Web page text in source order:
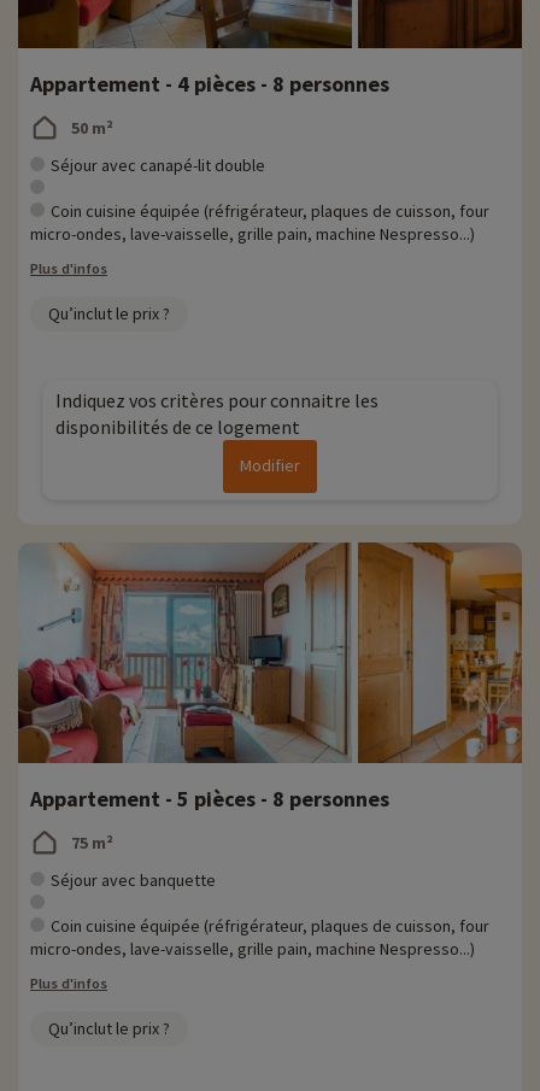
Appartement - 4 pièces - 8 personnes
50 m²
Séjour avec canapé-lit double
Coin cuisine équipée (réfrigérateur, plaques de cuisson, four
micro-ondes, lave-vaisselle, grille pain, machine Nespresso...)
Plus d'infos
Qu’inclut le prix ?
Indiquez vos critères pour connaitre les
disponibilités de ce logement
Modifier
Appartement - 5 pièces - 8 personnes
75 m²
Séjour avec banquette
Coin cuisine équipée (réfrigérateur, plaques de cuisson, four
micro-ondes, lave-vaisselle, grille pain, machine Nespresso...)
Plus d'infos
Qu’inclut le prix ?